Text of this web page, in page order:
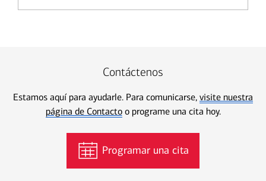
Contáctenos
Estamos aquí para ayudarle. Para comunicarse, visite nuestra
página de Contactoo programe una cita hoy.
Programar una cita